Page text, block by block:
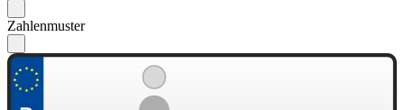
Zahlenmuster